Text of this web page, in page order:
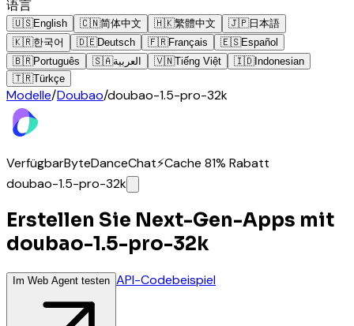
语言
🇺🇸English 🇨🇳简体中文 🇭🇰繁體中文 🇯🇵日本語
🇰🇷한국어 🇩🇪Deutsch 🇫🇷Français 🇪🇸Español
🇧🇷Português 🇸🇦العربية 🇻🇳Tiếng Việt 🇮🇩Indonesian
🇹🇷Türkçe
Modelle/Doubao/doubao-1.5-pro-32k
VerfügbarByteDanceChat⚡Cache 81% Rabatt
doubao-1.5-pro-32k
Erstellen Sie Next-Gen-Apps mit
doubao-1.5-pro-32k
Im Web Agent testen API-Codebeispiel